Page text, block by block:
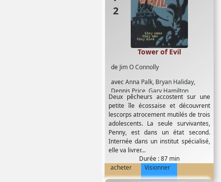
de Jim O Connolly
avecAnna Palk, Bryan Haliday,
Dennis Price, Gary Hamilton,
Georges Colouris,Gill Haworth
Jack
Watson,Mark Edwards
Tower of Evil
Deux pêcheurs accostent sur une
petite île écossaise et découvrent
lescorps atrocement mutilés de trois
adolescents. La seule survivantes,
Penny, est dans un état second.
Internée dans un institut spécialisé,
elle va livrer...
Durée : 87 min
acheter
Visionner